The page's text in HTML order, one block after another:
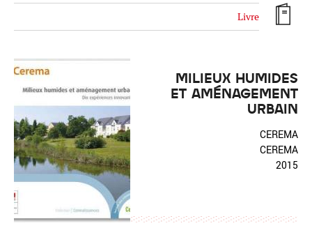
Réinitialiser Fermer la recherche avancée
Livre
MILIEUX HUMIDES
ET AMÉNAGEMENT
URBAIN
CEREMA
CEREMA
2015